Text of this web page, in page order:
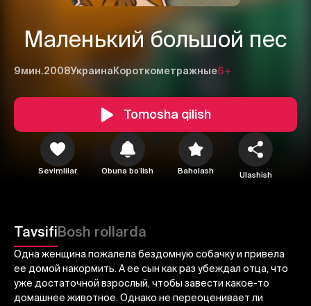
Маленький большой пес
9мин.2008Украина Короткометражные6+
Tomosha qilish
Sevimlilar Obuna boʻlish Baholash Ulashish
TavsifiBosh rollarda
Одна женщина пожалела бездомную собачку и привела
ее домой накормить. А ее сын как раз убеждал отца, что
уже достаточной взрослый, чтобы завести какое-то
домашнее животное. Однако не переоценивает ли
1 2 3
Yuborish